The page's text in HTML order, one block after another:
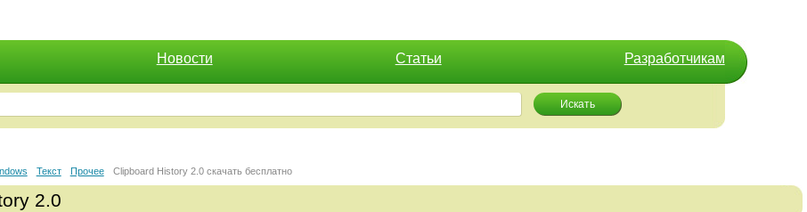
Новости Статьи Разработчикам
Искать
Текст Прочее Clipboard History 2.0 скачать бесплатно
2.0